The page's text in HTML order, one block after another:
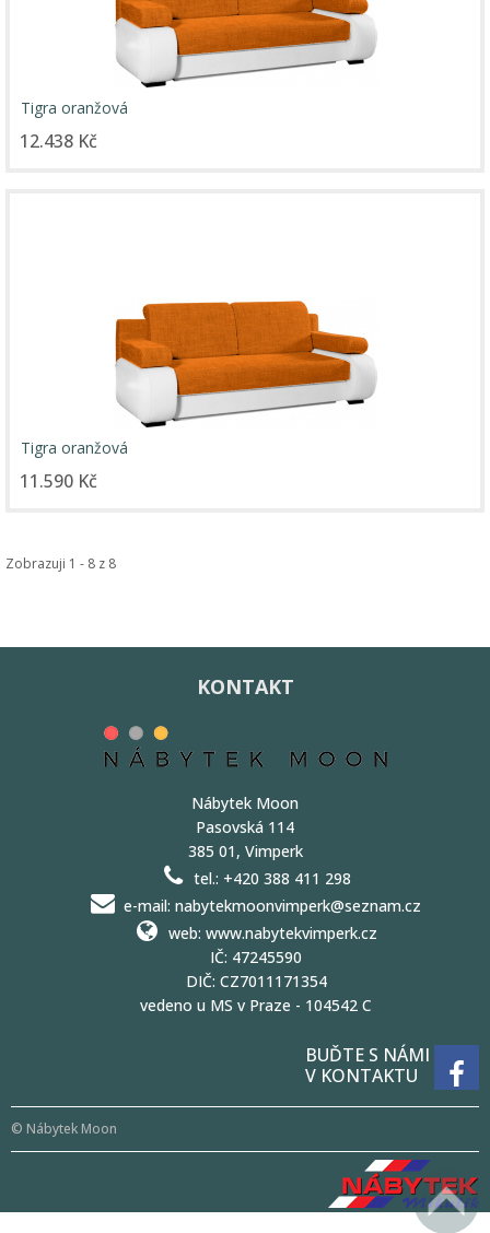
Tigra oranžová
12.438 Kč
Tigra oranžová
11.590 Kč
Zobrazuji 1 - 8 z 8
KONTAKT
Nábytek Moon
Pasovská 114
385 01, Vimperk
tel.: +420 388 411 298
e-mail: nabytekmoonvimperk@seznam.cz
web: www.nabytekvimperk.cz
IČ: 47245590
DIČ: CZ7011171354
vedeno u MS v Praze - 104542 C
BUĎTE S NÁMI
V KONTAKTU
© Nábytek Moon